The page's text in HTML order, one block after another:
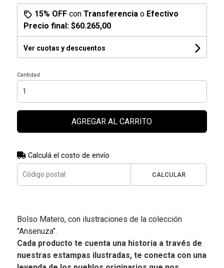
15% OFFcon Transferencia o Efectivo
Precio final: $60.265,00
Ver cuotas y descuentos
Cantidad
AGREGAR AL CARRITO
Calculá el costo de envío
CALCULAR
Bolso Matero, con ilustraciones de la colección
"Ansenuza".
Cada producto te cuenta una historia a través de
nuestras estampas ilustradas, te conecta con una